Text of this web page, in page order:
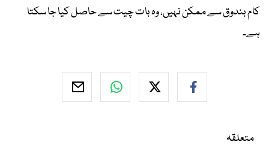
کام بندوق سے ممکن نہیں، وہ بات چیت سے حاصل کیا جا سکتا
ہے۔
متعلقہ